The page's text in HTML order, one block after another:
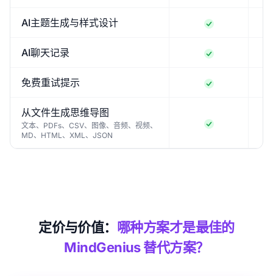
AI主题生成与样式设计
AI聊天记录
免费重试提示
从文件生成思维导图
文本、PDFs、CSV、图像、音频、视频、
MD、HTML、XML、JSON
定价与价值： 哪种方案才是最佳的
MindGenius 替代方案？